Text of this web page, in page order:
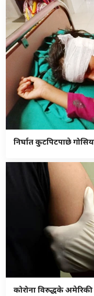
निर्घात कुटपिटपाछे
कोरोना विरुद्धके